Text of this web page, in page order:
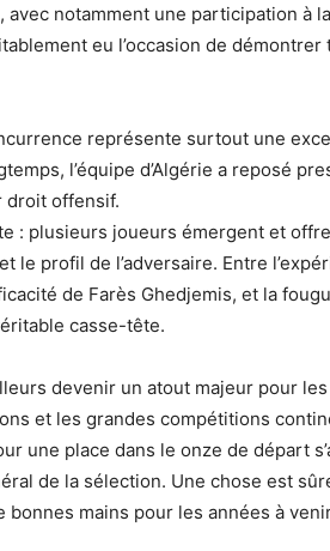
notamment une participation à
eu l’occasion de démontrer
représente surtout une
l’équipe d’Algérie a reposé
droit offensif.
: plusieurs joueurs émergent et
le profil de l’adversaire. Entre
de Farès Ghedjemis, et la
casse-tête.
devenir un atout majeur pour
et les grandes compétitions
une place dans le onze de départ
de la sélection. Une chose est
bonnes mains pour les années à